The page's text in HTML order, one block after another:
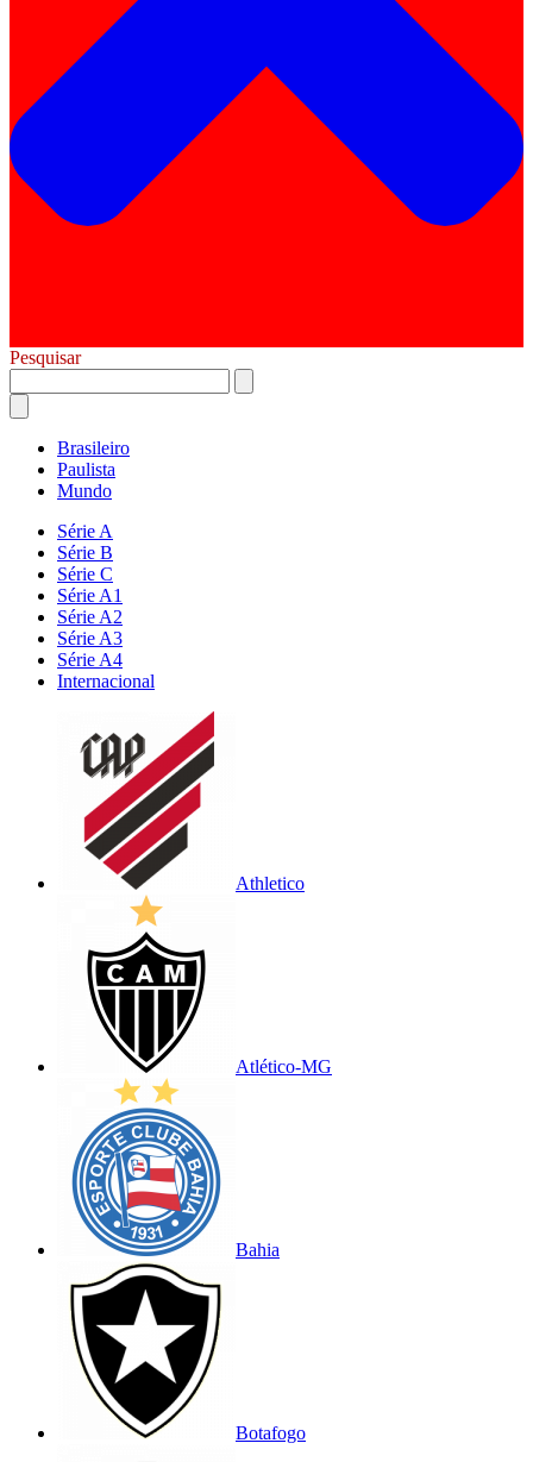
Pesquisar
Brasileiro
Paulista
Mundo
Série A
Série B
Série C
Série A1
Série A2
Série A3
Série A4
Internacional
Athletico
Atlético-MG
Bahia
Botafogo